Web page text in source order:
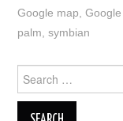
Google map ,
palm ,symbian
for: